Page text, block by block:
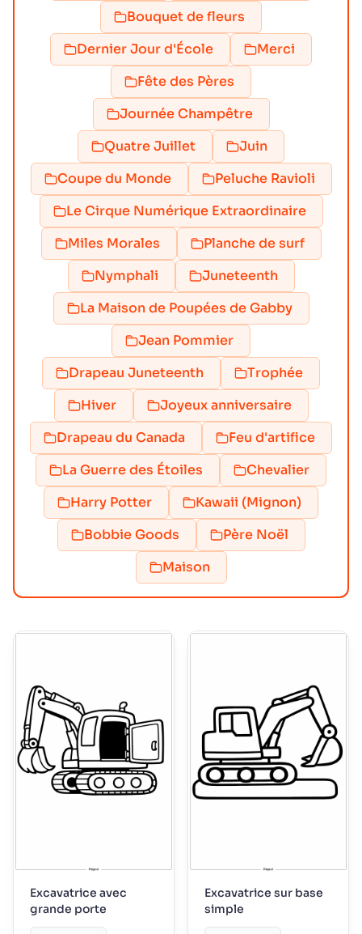
Bouquet de fleurs
Dernier Jour d'École
Merci
Fête des Pères
Journée Champêtre
Quatre Juillet
Juin
Coupe du Monde
Peluche Ravioli
Le Cirque Numérique Extraordinaire
Miles Morales
Planche de surf
Nymphali
Juneteenth
La Maison de Poupées de Gabby
Jean Pommier
Drapeau Juneteenth
Trophée
Hiver
Joyeux anniversaire
Drapeau du Canada
Feu d'artifice
La Guerre des Étoiles
Chevalier
Harry Potter
Kawaii (Mignon)
Bobbie Goods
Père Noël
Maison
Excavatrice avec
grande porte
Excavatrice sur base
simple